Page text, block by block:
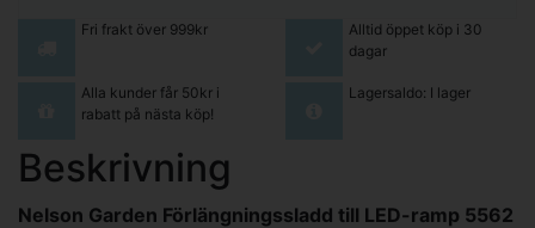
Fri frakt över 999kr
Alltid öppet köp i 30
dagar
Alla kunder får 50kr i
rabatt på nästa köp!
Lagersaldo: I lager
Beskrivning
Nelson Garden Förlängningssladd till LED-ramp 5562